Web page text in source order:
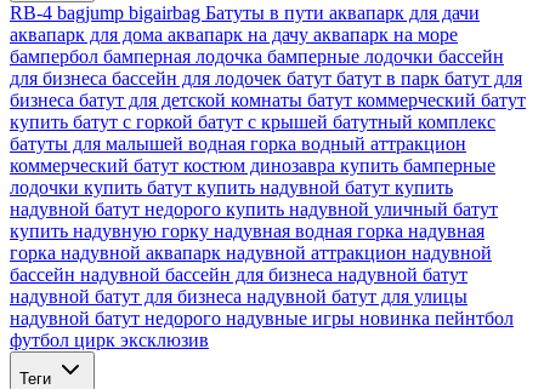
RB-4 bagjump bigairbag Батуты в пути аквапарк для дачи
аквапарк для дома аквапарк на дачу аквапарк на море
бампербол бамперная лодочка бамперные лодочки бассейн
для бизнеса бассейн для лодочек батут батут в парк батут для
бизнеса батут для детской комнаты батут коммерческий батут
купить батут с горкой батут с крышей батутный комплекс
батуты для малышей водная горка водный аттракцион
коммерческий батут костюм динозавра купить бамперные
лодочки купить батут купить надувной батут купить
надувной батут недорого купить надувной уличный батут
купить надувную горку надувная водная горка надувная
горка надувной аквапарк надувной аттракцион надувной
бассейн надувной бассейн для бизнеса надувной батут
надувной батут для бизнеса надувной батут для улицы
надувной батут недорого надувные игры новинка пейнтбол
футбол цирк эксклюзив
Теги